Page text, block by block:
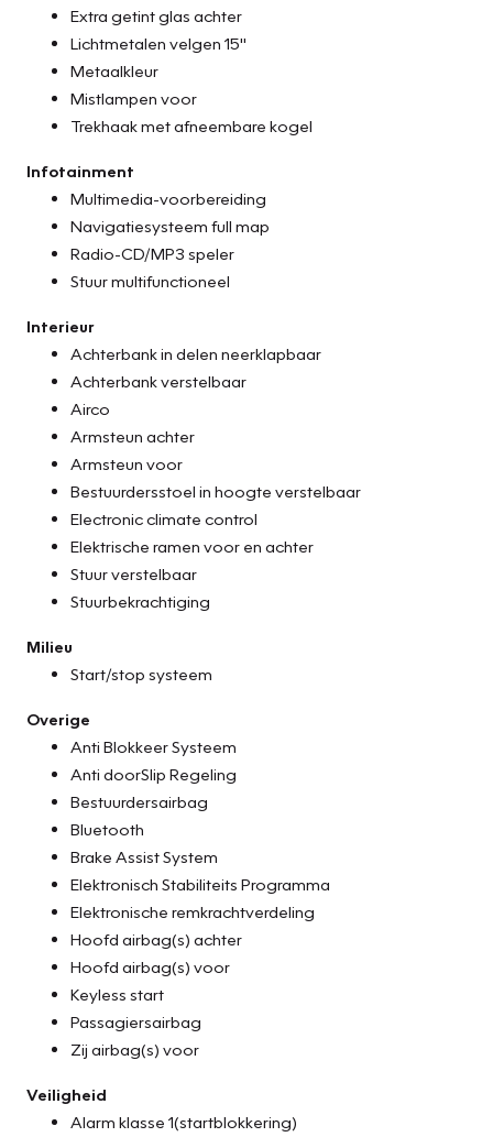
Extra getint glas achter
Lichtmetalen velgen 15"
Metaalkleur
Mistlampen voor
Trekhaak met afneembare kogel
Infotainment
Multimedia-voorbereiding
Navigatiesysteem full map
Radio-CD/MP3 speler
Stuur multifunctioneel
Interieur
Achterbank in delen neerklapbaar
Achterbank verstelbaar
Airco
Armsteun achter
Armsteun voor
Bestuurdersstoel in hoogte verstelbaar
Electronic climate control
Elektrische ramen voor en achter
Stuur verstelbaar
Stuurbekrachtiging
Milieu
Start/stop systeem
Overige
Anti Blokkeer Systeem
Anti doorSlip Regeling
Bestuurdersairbag
Bluetooth
Brake Assist System
Elektronisch Stabiliteits Programma
Elektronische remkrachtverdeling
Hoofd airbag(s) achter
Hoofd airbag(s) voor
Keyless start
Passagiersairbag
Zij airbag(s) voor
Veiligheid
Alarm klasse 1(startblokkering)